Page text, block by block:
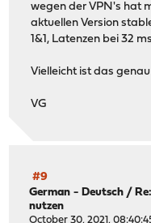
wegen der VPN's hat
aktuellen Version
1&1, Latenzen bei 32
Vielleicht ist das
VG
#9
German - Deutsch /
nutzen
October 30, 2021,